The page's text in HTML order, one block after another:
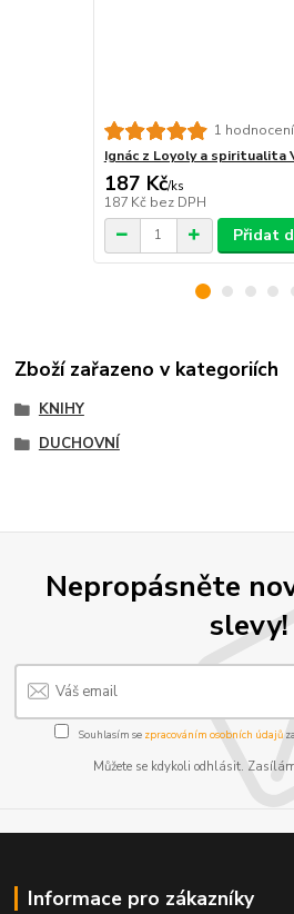
1 hodnocení
Ignác z Loyoly a spiritualita
187 Kč/ks
187 Kč bez DPH
Přidat
Zboží zařazeno v kategoriích
KNIHY
DUCHOVNÍ
Nepropásněte
slevy!
Souhlasím se zpracováním osobních údajů
Můžete se kdykoli odhlásit.
Informace pro zákazníky